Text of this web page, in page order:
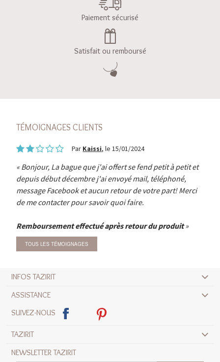
Paiement sécurisé
Satisfait ou remboursé
TÉMOIGNAGES CLIENTS
Par Kaissi, le 15/01/2024
Bonjour, La bague que j'ai offert se fend petit à petit et
depuis début décembre j'ai envoyé mail, téléphoné,
message Facebook et aucun retour de votre part! Merci
de me contacter pour savoir quoi faire.
Remboursement effectué après retour du produit
TOUS LES TÉMOIGNAGES
INFOS TAZIRIT
ASSISTANCE
SUIVEZ-NOUS
TAZIRIT
NEWSLETTER TAZIRIT